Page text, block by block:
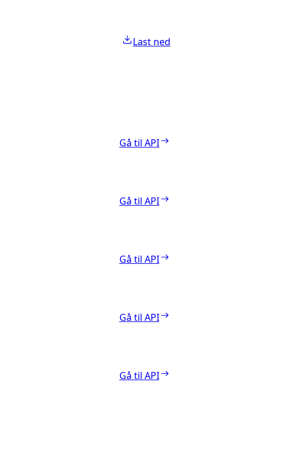
Last ned
Gå til API
Gå til API
Gå til API
Gå til API
Gå til API